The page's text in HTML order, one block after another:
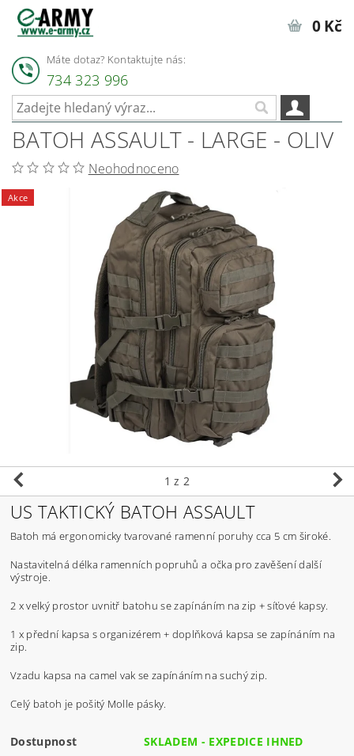
Máte dotaz? Kontaktujte nás:
734 323 996
0 Kč
BATOH ASSAULT - LARGE - OLIV
Neohodnoceno
Akce
1 z 2
US TAKTICKÝ BATOH ASSAULT
Batoh má ergonomicky tvarované ramenní poruhy cca 5 cm široké.
Nastavitelná délka ramenních popruhů a očka pro zavěšení další
výstroje.
2 x velký prostor uvnitř batohu se zapínáním na zip + síťové kapsy.
1 x přední kapsa s organizérem + doplňková kapsa se zapínáním na
zip.
Vzadu kapsa na camel vak se zapínáním na suchý zip.
Celý batoh je pošitý Molle pásky.
Dostupnost SKLADEM - EXPEDICE IHNED